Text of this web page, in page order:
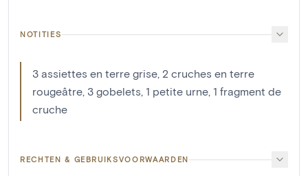
NOTITIES
3 assiettes en terre grise, 2 cruches en terre
rougeâtre, 3 gobelets, 1 petite urne, 1 fragment de
cruche
RECHTEN & GEBRUIKSVOORWAARDEN